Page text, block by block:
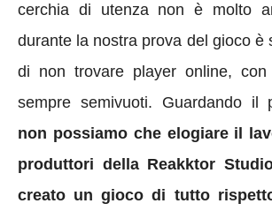
cerchia di utenza non è molto
durante la nostra prova del gioco è
di non trovare player online,
sempre semivuoti. Guardando il
non possiamo che elogiare il
produttori della Reakktor
creato un gioco di tutto